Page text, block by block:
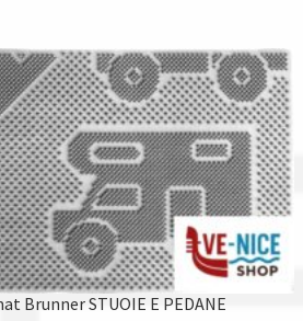
Brunner STUOIE E PEDANE